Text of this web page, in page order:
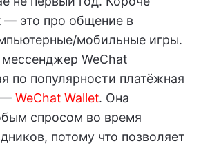
— это про общение в
мобильные игры.
WeChat
по популярности платёжная
— WeChat Wallet. Она
спросом во время
потому что позволяет